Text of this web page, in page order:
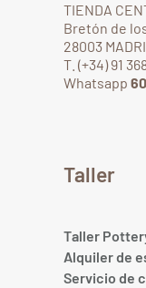
TIENDA
Bretón de
28003
T. (+34) 91
Whatsapp
Taller
Taller
Alquiler de
Servicio de